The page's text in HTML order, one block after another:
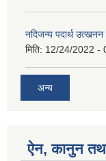
नदिजन्य पदार्थ
मिति: 12/24/2022 -
अन्य
ऐन, कानुन तथा